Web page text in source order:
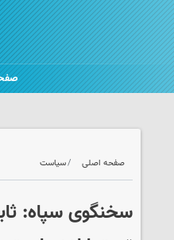
صفحه اصلی سیاست
سخنگوی سپاه: